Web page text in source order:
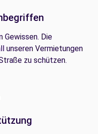
Gewissen. Die
unseren Vermietungen
zu schützen.